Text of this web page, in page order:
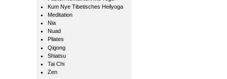
Kum Nye Tibetisches Heilyoga
Meditation
Nia
Nuad
Pilates
Qigong
Shiatsu
Tai Chi
Zen